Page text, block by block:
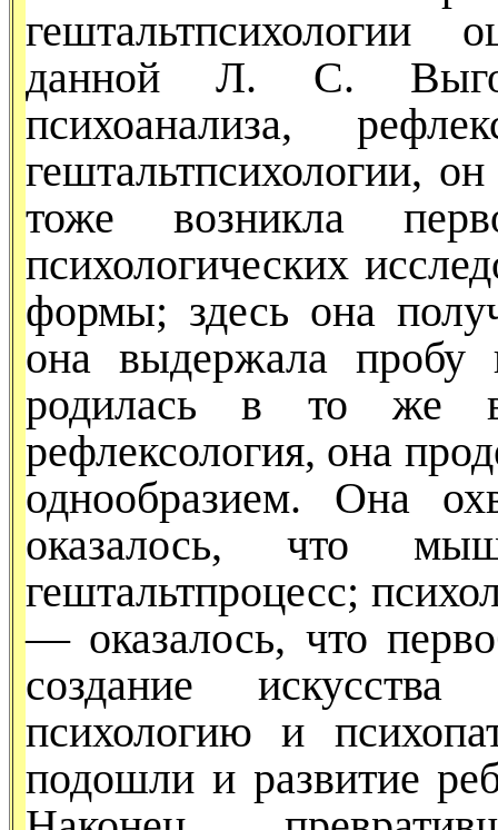
гештальтпсихологии
данной Л. С.
психоанализа,
гештальтпсихологии,
тоже возникла
психологических
фор­мы; здесь она
она вы­держала
родилась в то же
рефлексология, она
однообразием. Она
оказалось, что
гештальтпроцесс;
— оказалось, что
создание
психологию и
подошли и развитие